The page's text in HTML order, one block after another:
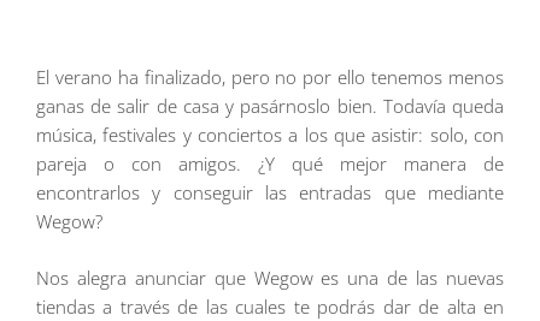
El verano ha finalizado, pero no por ello tenemos menos
ganas de salir de casa y pasárnoslo bien. Todavía queda
música, festivales y conciertos a los que asistir: solo, con
pareja o con amigos. ¿Y qué mejor manera de
encontrarlos y conseguir las entradas que mediante
Wegow?
Nos alegra anunciar que Wegow es una de las nuevas
tiendas a través de las cuales te podrás dar de alta en